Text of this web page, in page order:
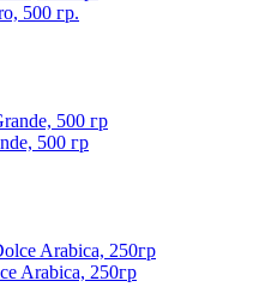
500 гр.
500 гр
Arabica, 250гр